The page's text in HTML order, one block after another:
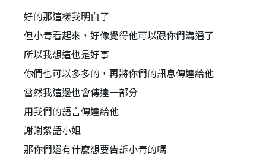
好的那這樣我明白了
但小青看起來，好像覺得他可以跟你們溝通了
所以我想這也是好事
你們也可以多多的，再將你們的訊息傳達給他
當然我這邊也會傳達一部分
用我們的語言傳達給他
謝謝絮語小姐
那你們還有什麼想要告訴小青的嗎